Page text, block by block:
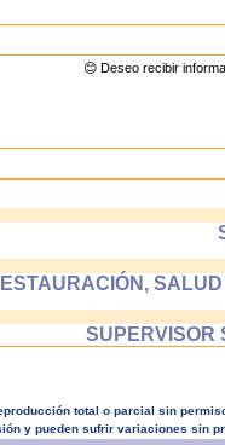
😊 Deseo recibir
SUPERVISOR
total o parcial sin
y pueden sufrir variaciones sin